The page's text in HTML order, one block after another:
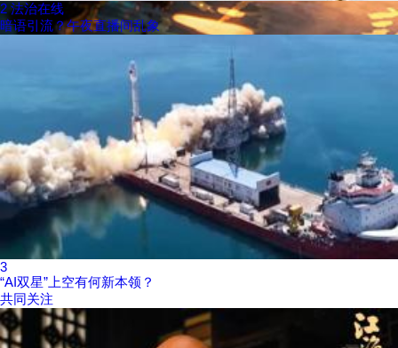
2 法治在线
暗语引流？午夜直播间乱象
3
“AI双星”上空有何新本领？
共同关注